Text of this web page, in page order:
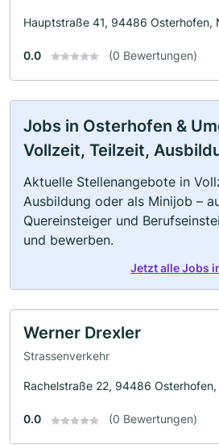
Hauptstraße 41, 94486 Osterhofen,
0.0 (0 Bewertungen)
Jobs in Osterhofen &
Vollzeit, Teilzeit,
Aktuelle Stellenangebote in
Ausbildung oder als Minijob –
Quereinsteiger und
und bewerben.
Jetzt alle Jobs
Werner Drexler
Strassenverkehr
Rachelstraße 22, 94486
0.0 (0 Bewertungen)